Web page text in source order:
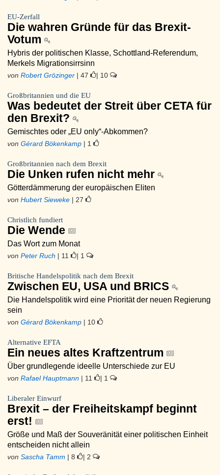
EU-Zerfall
Die wahren Gründe für das Brexit-
Votum
Hybris der politischen Klasse, Schottland-Referendum,
Merkels Migrationsirrsinn
von Robert Grözinger | 47 | 10
Großbritannien und die EU
Was bedeutet der Streit über CETA für
den Brexit?
Gemischtes oder „EU only“-Abkommen?
von Gérard Bökenkamp | 1
Großbritannien nach dem Brexit
Die Unken rufen nicht mehr
Götterdämmerung der europäischen Eliten
von Hubert Sieweke | 27
Christlich fundiert
Die Wende
Das Wort zum Monat
von Peter Ruch | 11 | 1
Britische Handelspolitik nach dem Brexit
Zwischen EU, USA und BRICS
Die Handelspolitik wird eine Priorität der neuen Regierung
sein
von Gérard Bökenkamp | 10
Alternative EFTA
Ein neues altes Kraftzentrum
Über grundlegende ideelle Unterschiede zur EU
von Rafael Hauptmann | 11 | 1
Liberaler Einwurf
Brexit – der Freiheitskampf beginnt
erst!
Größe und Maß der Souveränität einer politischen Einheit
entscheiden nicht allein
von Sascha Tamm | 8 | 2